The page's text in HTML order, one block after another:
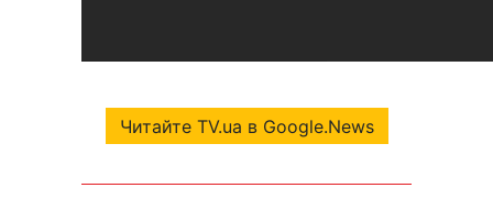
Читайте TV.ua в Google.News